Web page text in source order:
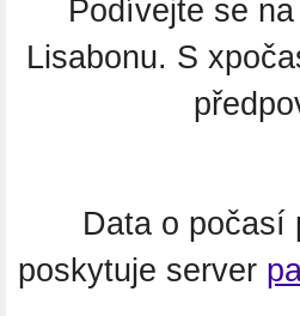
Podívejte se
Lisabonu. S
Data o
poskytuje server